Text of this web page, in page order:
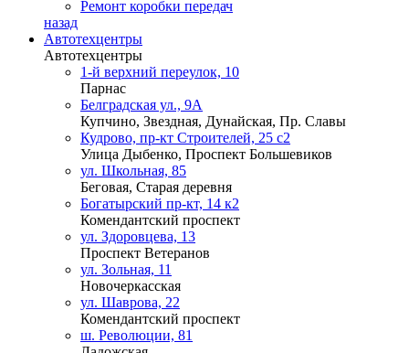
Ремонт коробки передач
назад
Автотехцентры
Автотехцентры
1-й верхний переулок, 10
Парнас
Белградская ул., 9А
Купчино, Звездная, Дунайская, Пр. Славы
Кудрово, пр-кт Строителей, 25 с2
Улица Дыбенко, Проспект Большевиков
ул. Школьная, 85
Беговая, Старая деревня
Богатырский пр-кт, 14 к2
Комендантский проспект
ул. Здоровцева, 13
Проспект Ветеранов
ул. Зольная, 11
Новочеркасская
ул. Шаврова, 22
Комендантский проспект
ш. Революции, 81